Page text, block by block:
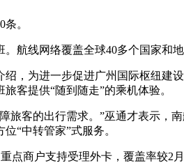
。
航线网络覆盖全球40多个国家和地
，为进一步促进广州国际枢纽
客提供“随到随走”的乘机体验。
客的出行需求。”巫通才表示，
“中转管家”式服务。
点商户支持受理外卡，覆盖率较